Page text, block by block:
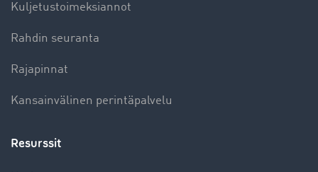
Kuljetustoimeksiannot
Rahdin seuranta
Rajapinnat
Kansainvälinen perintäpalvelu
Resurssit